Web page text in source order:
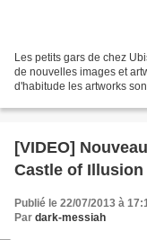
Les petits gars de chez
de nouvelles images et
d'habitude les artworks
[VIDEO]
Castle of
Publié le 22/07/2013 à
Par dark-messiah